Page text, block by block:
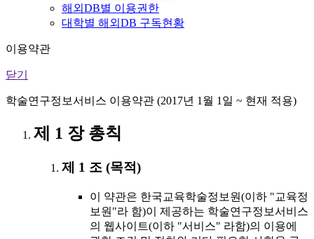
해외DB별 이용권한
대학별 해외DB 구독현황
이용약관
닫기
학술연구정보서비스 이용약관 (2017년 1월 1일 ~ 현재 적용)
제 1 장 총칙
제 1 조 (목적)
이 약관은 한국교육학술정보원(이하 "교육정
보원"라 함)이 제공하는 학술연구정보서비스
의 웹사이트(이하 "서비스" 라함)의 이용에